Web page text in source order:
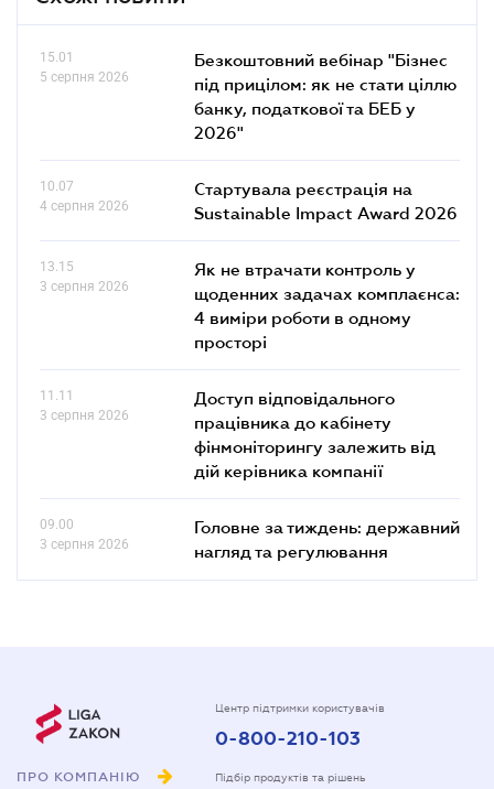
15.01
5 серпня 2026
Безкоштовний вебінар "Бізнес
під прицілом: як не стати ціллю
банку, податкової та БЕБ у
2026"
10.07
4 серпня 2026
Стартувала реєстрація на
Sustainable Impact Award 2026
13.15
3 серпня 2026
Як не втрачати контроль у
щоденних задачах комплаєнса:
4 виміри роботи в одному
просторі
11.11
3 серпня 2026
Доступ відповідального
працівника до кабінету
фінмоніторингу залежить від
дій керівника компанії
09.00
3 серпня 2026
Головне за тиждень: державний
нагляд та регулювання
ПРО КОМПАНІЮ
Центр підтримки користувачів
0-800-210-103
Підбір продуктів та рішень